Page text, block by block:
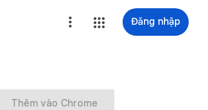
Đăng nhập
Thêm vào Chrome